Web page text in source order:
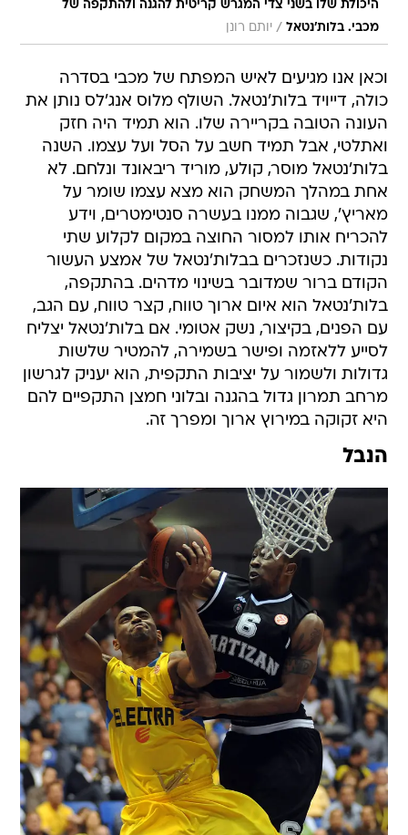
היכולת שלו בשני צדי המגרש קריטית להגנה ולהתקפה של
מכבי. בלות'נטאל / יותם רונן
וכאן אנו מגיעים לאיש המפתח של מכבי בסדרה
כולה, דייויד בלות'נטאל. השולף מלוס אנג'לס נותן את
העונה הטובה בקריירה שלו. הוא תמיד היה חזק
ואתלטי, אבל תמיד חשב על הסל ועל עצמו. השנה
בלות'נטאל מוסר, קולע, מוריד ריבאונד ונלחם. לא
אחת במהלך המשחק הוא מצא עצמו שומר על
מאריץ', שגבוה ממנו בעשרה סנטימטרים, וידע
להכריח אותו למסור החוצה במקום לקלוע שתי
נקודות. כשנזכרים בבלות'נטאל של אמצע העשור
הקודם ברור שמדובר בשינוי מדהים. בהתקפה,
בלות'נטאל הוא איום ארוך טווח, קצר טווח, עם הגב,
עם הפנים, בקיצור, נשק אטומי. אם בלות'נטאל יצליח
לסייע ללאזמה ופישר בשמירה, להמטיר שלשות
גדולות ולשמור על יציבות התקפית, הוא יעניק לגרשון
מרחב תמרון גדול בהגנה ובלוני חמצן התקפיים להם
היא זקוקה במירוץ ארוך ומפרך זה.
הנבל